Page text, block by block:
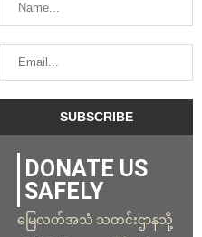
DONATE US
SAFELY
မြေလတ်အသံ သတင်းဌာနသို့